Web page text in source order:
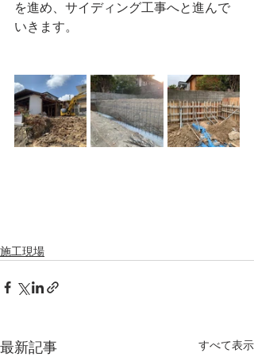
を進め、サイディング工事へと進んで
いきます。
施工現場
最新記事 すべて表示